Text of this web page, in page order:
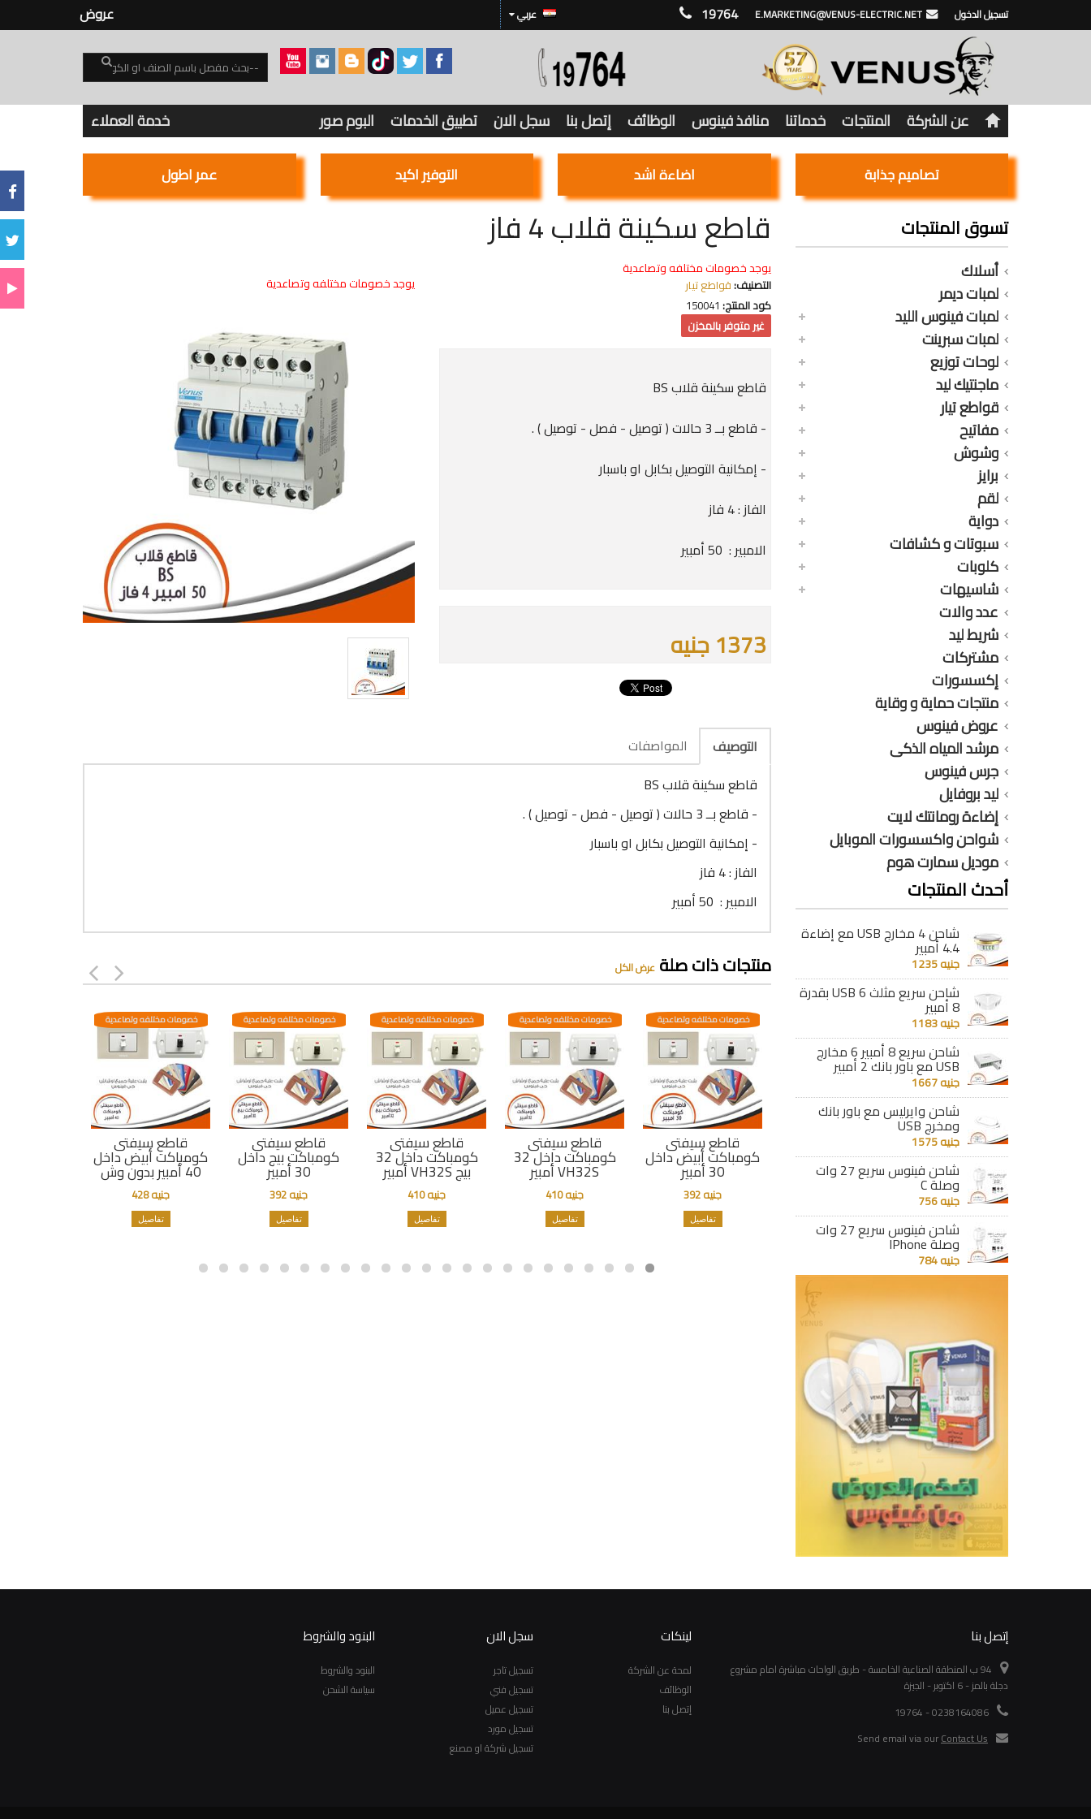
19764 E.MARKETING@VENUS-ELECTRIC.NET تسجيل الدخول عربي عروض
عن الشركة المنتجات خدماتنا منافذ فينوس الوظائف إتصل بنا سجل الان تطبيق الخدمات البوم صور خدمة العملاء
تصاميم جذابة اضاءة اشد التوفير اكيد عمر اطول
تسوق المنتجات
أسلاك
لمبات ديمر
لمبات فينوس الليد
لمبات سبرينت
لوحات توزيع
ماجنتيك ليد
قواطع تيار
مفاتيح
وشوش
برايز
لقم
دواية
سبوتات و كشافات
كلوبات
شاسيهات
عدد والات
شريط ليد
مشتركات
إكسسورات
منتجات حماية و وقاية
عروض فينوس
مرشد المياه الذكى
جرس فينوس
ليد بروفايل
إضاءة رومانتك لايت
شواحن واكسسورات الموبايل
موديل سمارت هوم
أحدث المنتجات
شاحن 4 مخارج USB مع إضاءة
4.4 أمبير
جنيه 1235
شاحن سريع مثلث 6 USB بقدرة
8 أمبير
جنيه 1183
شاحن سريع 8 أمبير 6 مخارج
USB مع باور بانك 2 أمبير
جنيه 1667
شاحن وايرليس مع باور بانك
ومخرج USB
جنيه 1575
شاحن فينوس سريع 27 وات
وصلة C
جنيه 756
شاحن فينوس سريع 27 وات
وصلة IPhone
جنيه 784
قاطع سكينة قلاب 4 فاز
يوجد خصومات مختلفه وتصاعدية
التصنيف:قواطع تيار
كود المنتج: 150041
غير متوفر بالمخزن
قاطع سكينة قلاب BS
- قاطع بــ 3 حالات ( توصيل - فصل - توصيل ) .
- إمكانية التوصيل بكابل او باسبار
الفاز : 4 فاز
الامبير : 50 أمبير
1373 جنيه
يوجد خصومات مختلفه وتصاعدية
التوصيف
المواصفات
قاطع سكينة قلاب BS
- قاطع بــ 3 حالات ( توصيل - فصل - توصيل ) .
- إمكانية التوصيل بكابل او باسبار
الفاز : 4 فاز
الامبير : 50 أمبير
منتجات ذات صلةعرض الكل
قاطع سيفتى
كومباكت أبيض داخل
40 أمبير بدون وش
خصومات مختلفه وتصاعدية
جنيه 428
تفاصيل
قاطع سيفتى
كومباكت بيج داخل
30 أمبير
خصومات مختلفه وتصاعدية
جنيه 392
تفاصيل
قاطع سيفتى
كومباكت داخل 32
أمبير VH32S بيج
خصومات مختلفه وتصاعدية
جنيه 410
تفاصيل
قاطع سيفتى
كومباكت داخل 32
أمبير VH32S
خصومات مختلفه وتصاعدية
جنيه 410
تفاصيل
قاطع سيفتى
كومباكت أبيض داخل
30 أمبير
خصومات مختلفه وتصاعدية
جنيه 392
تفاصيل
32A للعلب الماجيك
والقديمة
تفاصيل
قاطع سيفتى V30S
30A للعلب الماجيك
والقديمة بدون وش
خصومات مختلفه وتصاعدية
جنيه 321
تفاصيل
إتصل بنا
94 ب المنطقة الصناعية الخامسة - طريق الواحات مباشرة امام مشروع
دجلة بالمز - 6 اكتوبر - الجيزة
0238164086 - 19764
Send email via ourContact Us
لينكات
لمحة عن الشركة
الوظائف
إتصل بنا
سجل الان
تسجيل تاجر
تسجيل فني
تسجيل عميل
تسجيل مورد
تسجيل شركة او مصنع
البنود والشروط
البنود والشروط
سياسة الشحن